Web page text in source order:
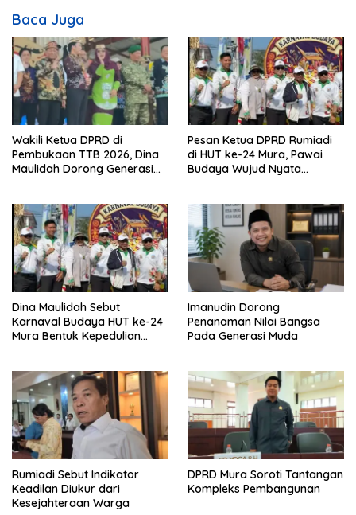
Baca Juga
Wakili Ketua DPRD di
Pembukaan TTB 2026, Dina
Maulidah Dorong Generasi
Pesan Ketua DPRD Rumiadi
di HUT ke-24 Mura, Pawai
Budaya Wujud Nyata
Dina Maulidah Sebut
Karnaval Budaya HUT ke-24
Mura Bentuk Kepedulian
Imanudin Dorong
Penanaman Nilai Bangsa
Pada Generasi Muda
Rumiadi Sebut Indikator
Keadilan Diukur dari
Kesejahteraan Warga
DPRD Mura Soroti Tantangan
Kompleks Pembangunan